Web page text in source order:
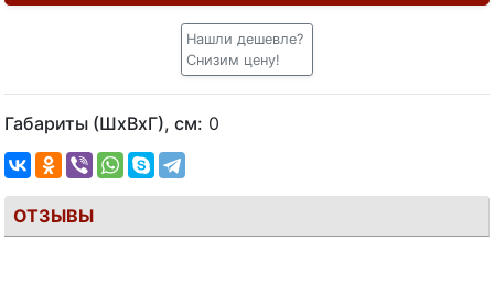
Нашли дешевле?
Снизим цену!
Габариты (ШхВхГ), см: 0
ОТЗЫВЫ